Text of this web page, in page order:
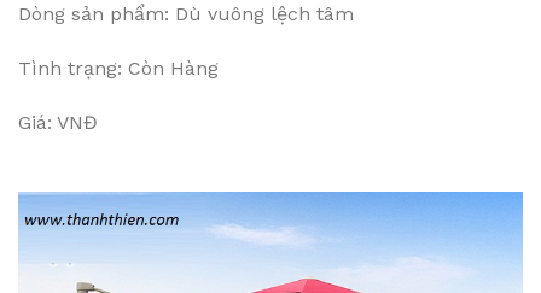
Dòng sản phẩm: Dù vuông lệch tâm
Tình trạng: Còn Hàng
Giá: VNĐ